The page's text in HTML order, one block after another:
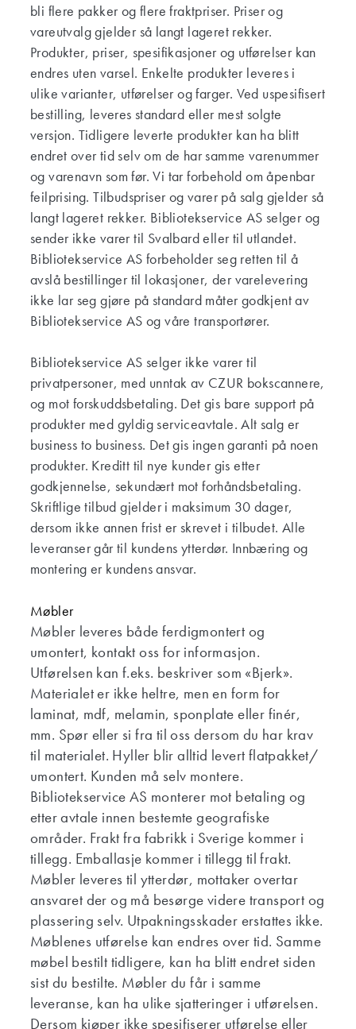
bli flere pakker og flere fraktpriser. Priser og
vareutvalg gjelder så langt lageret rekker.
Produkter, priser, spesifikasjoner og utførelser kan
endres uten varsel. Enkelte produkter leveres i
ulike varianter, utførelser og farger. Ved uspesifisert
bestilling, leveres standard eller mest solgte
versjon. Tidligere leverte produkter kan ha blitt
endret over tid selv om de har samme varenummer
og varenavn som før. Vi tar forbehold om åpenbar
feilprising. Tilbudspriser og varer på salg gjelder så
langt lageret rekker. Bibliotekservice AS selger og
sender ikke varer til Svalbard eller til utlandet.
Bibliotekservice AS forbeholder seg retten til å
avslå bestillinger til lokasjoner, der varelevering
ikke lar seg gjøre på standard måter godkjent av
Bibliotekservice AS og våre transportører.
Bibliotekservice AS selger ikke varer til
privatpersoner, med unntak av CZUR bokscannere,
og mot forskuddsbetaling. Det gis bare support på
produkter med gyldig serviceavtale. Alt salg er
business to business. Det gis ingen garanti på noen
produkter. Kreditt til nye kunder gis etter
godkjennelse, sekundært mot forhåndsbetaling.
Skriftlige tilbud gjelder i maksimum 30 dager,
dersom ikke annen frist er skrevet i tilbudet. Alle
leveranser går til kundens ytterdør. Innbæring og
montering er kundens ansvar.
Møbler
Møbler leveres både ferdigmontert og
umontert, kontakt oss for informasjon.
Utførelsen kan f.eks. beskriver som «Bjerk».
Materialet er ikke heltre, men en form for
laminat, mdf, melamin, sponplate eller finér,
mm. Spør eller si fra til oss dersom du har krav
til materialet. Hyller blir alltid levert flatpakket/
umontert. Kunden må selv montere.
Bibliotekservice AS monterer mot betaling og
etter avtale innen bestemte geografiske
områder. Frakt fra fabrikk i Sverige kommer i
tillegg. Emballasje kommer i tillegg til frakt.
Møbler leveres til ytterdør, mottaker overtar
ansvaret der og må besørge videre transport og
plassering selv. Utpakningsskader erstattes ikke.
Møblenes utførelse kan endres over tid. Samme
møbel bestilt tidligere, kan ha blitt endret siden
sist du bestilte. Møbler du får i samme
leveranse, kan ha ulike sjatteringer i utførelsen.
Dersom kjøper ikke spesifiserer utførelse eller